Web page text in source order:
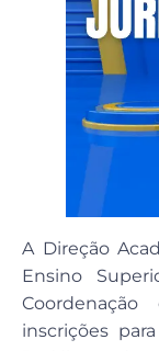
A Direção
Ensino
inscrições